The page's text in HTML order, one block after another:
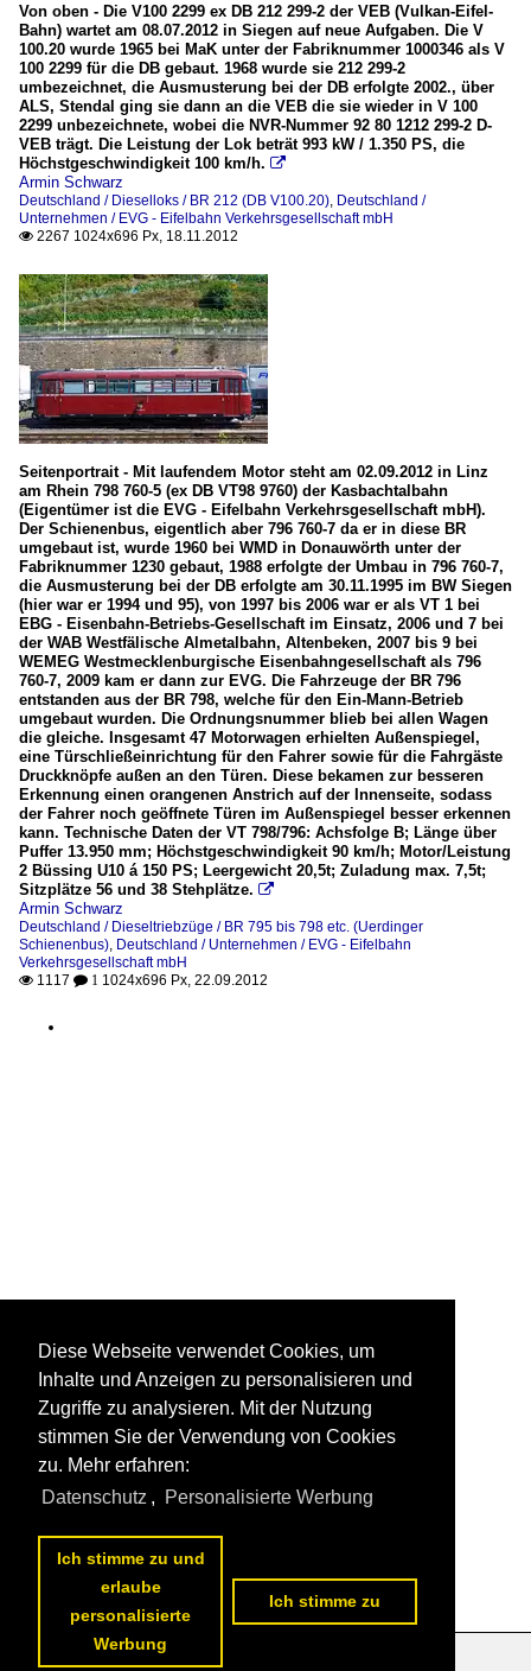
Von oben - Die V100 2299 ex DB 212 299-2 der VEB (Vulkan-Eifel-
Bahn) wartet am 08.07.2012 in Siegen auf neue Aufgaben. Die V
100.20 wurde 1965 bei MaK unter der Fabriknummer 1000346 als V
100 2299 für die DB gebaut. 1968 wurde sie 212 299-2
umbezeichnet, die Ausmusterung bei der DB erfolgte 2002., über
ALS, Stendal ging sie dann an die VEB die sie wieder in V 100
2299 unbezeichnete, wobei die NVR-Nummer 92 80 1212 299-2 D-
VEB trägt. Die Leistung der Lok beträt 993 kW / 1.350 PS, die
Höchstgeschwindigkeit 100 km/h. 
Armin Schwarz
Deutschland / Dieselloks / BR 212 (DB V100.20) Deutschland /
Unternehmen / EVG - Eifelbahn Verkehrsgesellschaft mbH
 2267 1024x696 Px, 18.11.2012
Seitenportrait - Mit laufendem Motor steht am 02.09.2012 in Linz
am Rhein 798 760-5 (ex DB VT98 9760) der Kasbachtalbahn
(Eigentümer ist die EVG - Eifelbahn Verkehrsgesellschaft mbH).
Der Schienenbus, eigentlich aber 796 760-7 da er in diese BR
umgebaut ist, wurde 1960 bei WMD in Donauwörth unter der
Fabriknummer 1230 gebaut, 1988 erfolgte der Umbau in 796 760-7,
die Ausmusterung bei der DB erfolgte am 30.11.1995 im BW Siegen
(hier war er 1994 und 95), von 1997 bis 2006 war er als VT 1 bei
EBG - Eisenbahn-Betriebs-Gesellschaft im Einsatz, 2006 und 7 bei
der WAB Westfälische Almetalbahn, Altenbeken, 2007 bis 9 bei
WEMEG Westmecklenburgische Eisenbahngesellschaft als 796
760-7, 2009 kam er dann zur EVG. Die Fahrzeuge der BR 796
entstanden aus der BR 798, welche für den Ein-Mann-Betrieb
umgebaut wurden. Die Ordnungsnummer blieb bei allen Wagen
die gleiche. Insgesamt 47 Motorwagen erhielten Außenspiegel,
eine Türschließeinrichtung für den Fahrer sowie für die Fahrgäste
Druckknöpfe außen an den Türen. Diese bekamen zur besseren
Erkennung einen orangenen Anstrich auf der Innenseite, sodass
der Fahrer noch geöffnete Türen im Außenspiegel besser erkennen
kann. Technische Daten der VT 798/796: Achsfolge B; Länge über
Puffer 13.950 mm; Höchstgeschwindigkeit 90 km/h; Motor/Leistung
2 Büssing U10 á 150 PS; Leergewicht 20,5t; Zuladung max. 7,5t;
Sitzplätze 56 und 38 Stehplätze. 
Armin Schwarz
Deutschland / Dieseltriebzüge / BR 795 bis 798 etc. (Uerdinger
Schienenbus) Deutschland / Unternehmen / EVG - Eifelbahn
Verkehrsgesellschaft mbH
 1117  1 1024x696 Px, 22.09.2012
Diese Webseite verwendet Cookies, um
Inhalte und Anzeigen zu personalisieren und
Zugriffe zu analysieren. Mit der Nutzung
stimmen Sie der Verwendung von Cookies
zu. Mehr erfahren:
Datenschutz , Personalisierte Werbung
Ich stimme zu und
erlaube
personalisierte
Werbung
Ich stimme zu